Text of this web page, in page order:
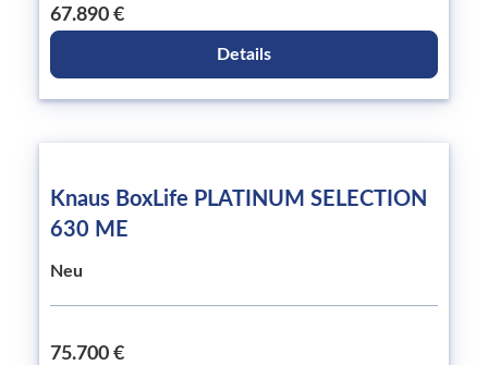
67.890 €
Details
Knaus BoxLife PLATINUM SELECTION
630 ME
Neu
75.700 €